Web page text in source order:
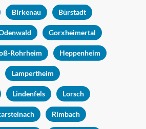
Birkenau Bürstadt
Gorxheimertal
Rohrheim Heppenheim
Lampertheim
Lindenfels Lorsch
Rimbach